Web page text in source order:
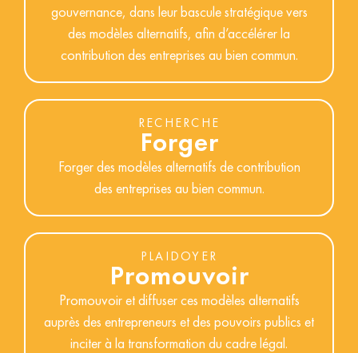
gouvernance, dans leur bascule stratégique vers
des modèles alternatifs, afin d’accélérer la
contribution des entreprises au bien commun.
RECHERCHE
Forger
Forger des modèles alternatifs de contribution
des entreprises au bien commun.
PLAIDOYER
Promouvoir
Promouvoir et diffuser ces modèles alternatifs
auprès des entrepreneurs et des pouvoirs publics et
inciter à la transformation du cadre légal.